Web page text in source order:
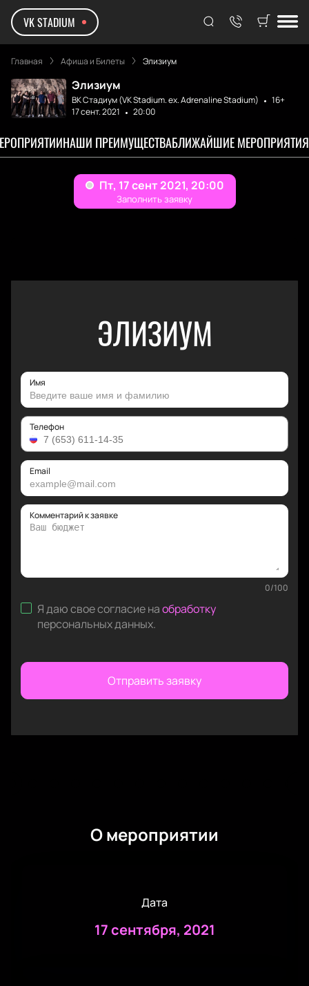
VK STADIUM
Главная Афиша и Билеты Элизиум
Элизиум
ВК Стадиум (VK Stadium. ex. Adrenaline Stadium)
16+
17 сент. 2021
20:00
НАШИ ПРЕИМУЩЕСТВАБЛИЖАЙШИЕ МЕРОПРИЯТИЯ
ЭЛИЗИУМ
Имя
Телефон
Email
Комментарий к заявке
0/100
Я даю свое согласие наобработку
персональных данных.
Отправить заявку
О мероприятии
Дата
17 сентября, 2021